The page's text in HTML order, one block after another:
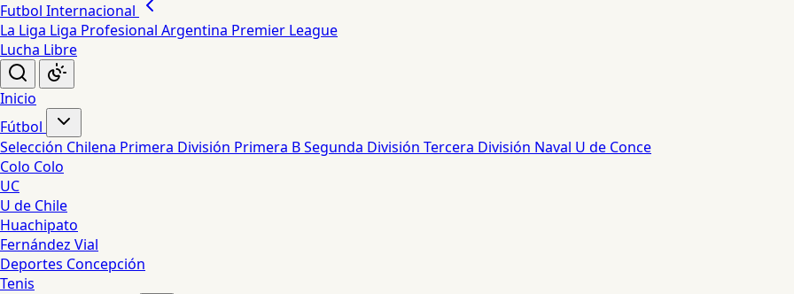
Futbol Internacional
La Liga Liga Profesional Argentina Premier League
Lucha Libre
Inicio
Fútbol
Selección Chilena Primera División Primera BSegunda División Tercera División Naval U de Conce
Colo Colo
UC
U de Chile
Huachipato
Fernández Vial
Deportes Concepción
Tenis